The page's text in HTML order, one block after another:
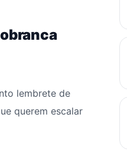
lembrete de
querem escalar